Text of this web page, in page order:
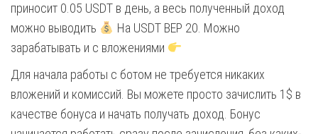
приносит 0.05 USDT в день, а весь полученный доход
можно выводить
На USDT BEP 20. Можно
зарабатывать и с вложениями
Для начала работы с ботом не требуется никаких
вложений и комиссий. Вы можете просто зачислить 1$ в
качестве бонуса и начать получать доход. Бонус